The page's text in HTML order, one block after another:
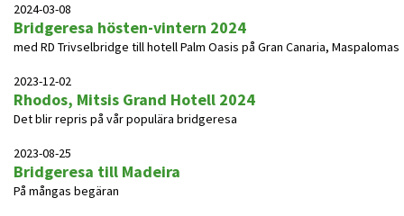
2024-03-08
Bridgeresa hösten-vintern 2024
med RD Trivselbridge till hotell Palm Oasis på Gran Canaria, Maspalomas
2023-12-02
Rhodos, Mitsis Grand Hotell 2024
Det blir repris på vår populära bridgeresa
2023-08-25
Bridgeresa till Madeira
På mångas begäran